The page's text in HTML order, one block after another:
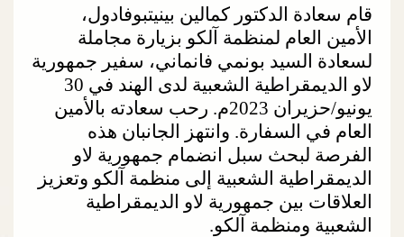
قام سعادة الدكتور كمالين بينيتبوفادول،
الأمين العام لمنظمة آلكو بزيارة مجاملة
لسعادة السيد بونمي فانماني، سفير جمهورية
لاو الديمقراطية الشعبية لدى الهند في 30
يونيو/حزيران 2023م. رحب سعادته بالأمين
العام في السفارة. وانتهز الجانبان هذه
الفرصة لبحث سبل انضمام جمهورية لاو
الديمقراطية الشعبية إلى منظمة آلكو وتعزيز
العلاقات بين جمهورية لاو الديمقراطية
الشعبية ومنظمة آلكو.